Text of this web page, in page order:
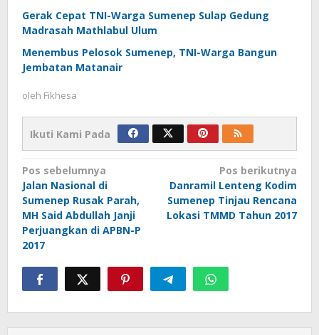
Gerak Cepat TNI-Warga Sumenep Sulap Gedung
Madrasah Mathlabul Ulum
Menembus Pelosok Sumenep, TNI-Warga Bangun
Jembatan Matanair
oleh Fikhesa
Ikuti Kami Pada
Navigasi
pos
Pos sebelumnya
Jalan Nasional di
Sumenep Rusak Parah,
MH Said Abdullah Janji
Perjuangkan di APBN-P
2017
Pos berikutnya
Danramil Lenteng Kodim
Sumenep Tinjau Rencana
Lokasi TMMD Tahun 2017